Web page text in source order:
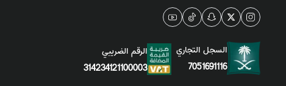
السجل التجاري
7051691116
الرقم الضريبي
314234121100003